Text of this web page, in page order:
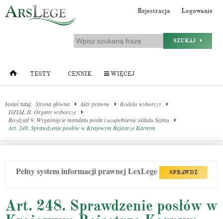
Rejestracja Logowanie
SZUKAJ
TESTY CENNIK WIĘCEJ
Jesteś tutaj: Strona główna Akty prawne
Kodeks wyborczy
DZIAŁ II. Organy wyborcze
Rozdział 9. Wygaśnięcie mandatu posła i uzupełnienie składu Sejmu
Art. 248. Sprawdzenie posłów w Krajowym Rejestrze Karnym
Pełny system informacji prawnej LexLege SPRAWDŹ
Art. 248. Sprawdzenie posłów w